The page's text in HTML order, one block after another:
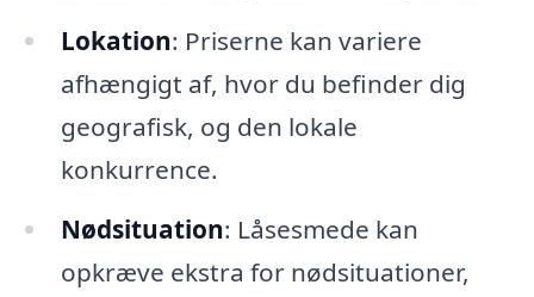
Lokation: Priserne kan variere
afhængigt af, hvor du befinder dig
geografisk, og den lokale
konkurrence.
Nødsituation: Låsesmede kan
opkræve ekstra for nødsituationer,